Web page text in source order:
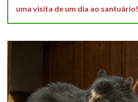
uma visita de um dia ao santuário!